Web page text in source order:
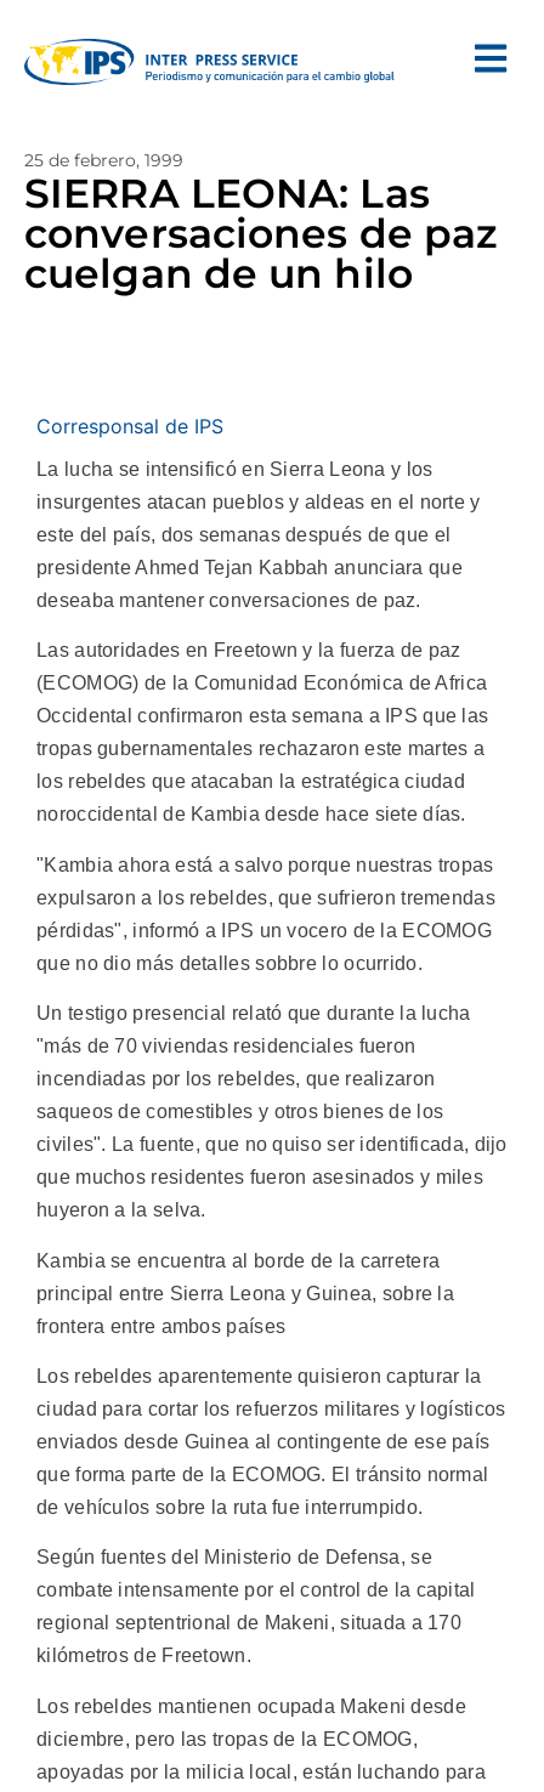
25 de febrero, 1999
SIERRA LEONA: Las
conversaciones de paz
cuelgan de un hilo
Corresponsal de IPS
La lucha se intensificó en Sierra Leona y los
insurgentes atacan pueblos y aldeas en el norte y
este del país, dos semanas después de que el
presidente Ahmed Tejan Kabbah anunciara que
deseaba mantener conversaciones de paz.
Las autoridades en Freetown y la fuerza de paz
(ECOMOG) de la Comunidad Económica de Africa
Occidental confirmaron esta semana a IPS que las
tropas gubernamentales rechazaron este martes a
los rebeldes que atacaban la estratégica ciudad
noroccidental de Kambia desde hace siete días.
"Kambia ahora está a salvo porque nuestras tropas
expulsaron a los rebeldes, que sufrieron tremendas
pérdidas", informó a IPS un vocero de la ECOMOG
que no dio más detalles sobbre lo ocurrido.
Un testigo presencial relató que durante la lucha
"más de 70 viviendas residenciales fueron
incendiadas por los rebeldes, que realizaron
saqueos de comestibles y otros bienes de los
civiles". La fuente, que no quiso ser identificada, dijo
que muchos residentes fueron asesinados y miles
huyeron a la selva.
Kambia se encuentra al borde de la carretera
principal entre Sierra Leona y Guinea, sobre la
frontera entre ambos países
Los rebeldes aparentemente quisieron capturar la
ciudad para cortar los refuerzos militares y logísticos
enviados desde Guinea al contingente de ese país
que forma parte de la ECOMOG. El tránsito normal
de vehículos sobre la ruta fue interrumpido.
Según fuentes del Ministerio de Defensa, se
combate intensamente por el control de la capital
regional septentrional de Makeni, situada a 170
kilómetros de Freetown.
Los rebeldes mantienen ocupada Makeni desde
diciembre, pero las tropas de la ECOMOG,
apoyadas por la milicia local, están luchando para